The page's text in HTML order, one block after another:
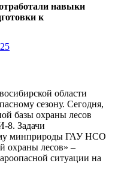
навыки
к
области
сезону. Сегодня,
базы охраны лесов
8. Задачи
минприроды ГАУ НСО
охраны лесов» –
ситуации на